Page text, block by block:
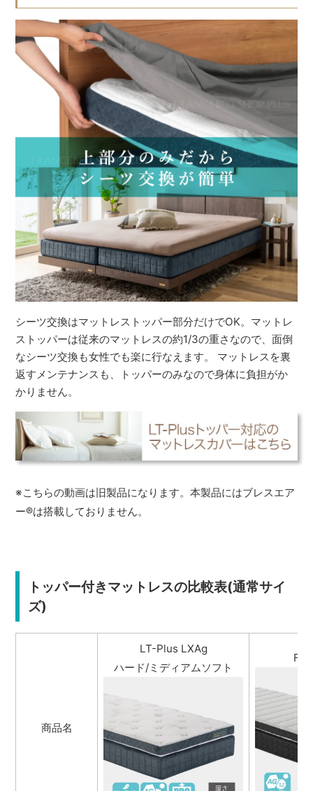
シーツ交換はマットレストッパー部分だけでOK。マットレ
ストッパーは従来のマットレスの約1/3の重さなので、面倒
なシーツ交換も女性でも楽に行なえます。 マットレスを裏
返すメンテナンスも、トッパーのみなので身体に負担がか
かりません。
※こちらの動画は旧製品になります。本製品にはブレスエア
ー®は搭載しておりません。
トッパー付きマットレスの比較表(通常サイ
ズ)
商品名
LT-Plus LXAg
ハード/ミディアムソフト